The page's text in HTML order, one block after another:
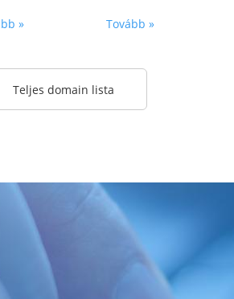
» Tovább »
Teljes domain lista